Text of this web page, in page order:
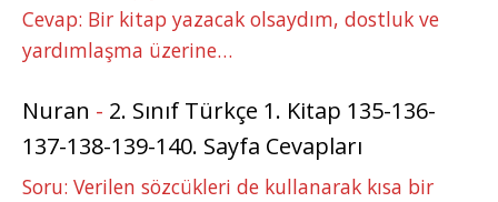
Cevap: Bir kitap yazacak olsaydım, dostluk ve
yardımlaşma üzerine…
Nuran - 2. Sınıf Türkçe 1. Kitap 135-136-
137-138-139-140. Sayfa Cevapları
Soru: Verilen sözcükleri de kullanarak kısa bir